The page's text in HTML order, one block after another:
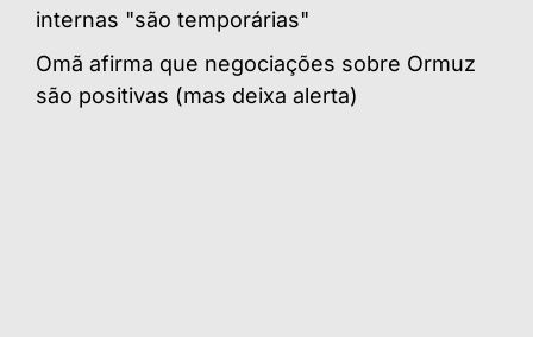
internas "são temporárias"
Omã afirma que negociações sobre Ormuz
são positivas (mas deixa alerta)